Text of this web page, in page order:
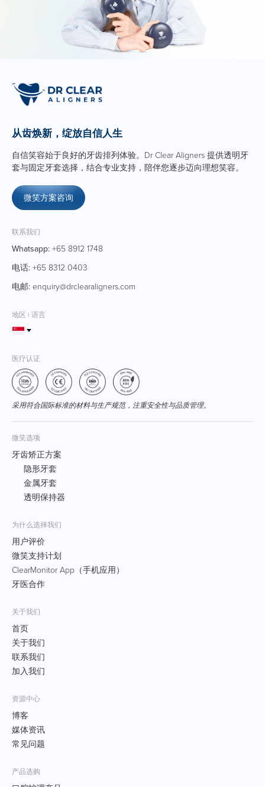
从齿焕新，绽放自信人生
自信笑容始于良好的牙齿排列体验。Dr Clear Aligners 提供透明牙
套与固定牙套选择，结合专业支持，陪伴您逐步迈向理想笑容。
微笑方案咨询
联系我们
Whatsapp: +65 8912 1748
电话: +65 8312 0403
电邮: enquiry@drclearaligners.com
地区 | 语言
医疗认证
采用符合国际标准的材料与生产规范，注重安全性与品质管理。
微笑选项
牙齿矫正方案
隐形牙套
金属牙套
透明保持器
为什么选择我们
用户评价
微笑支持计划
ClearMonitor App（手机应用）
牙医合作
关于我们
首页
关于我们
联系我们
加入我们
资源中心
博客
媒体资讯
常见问题
产品选购